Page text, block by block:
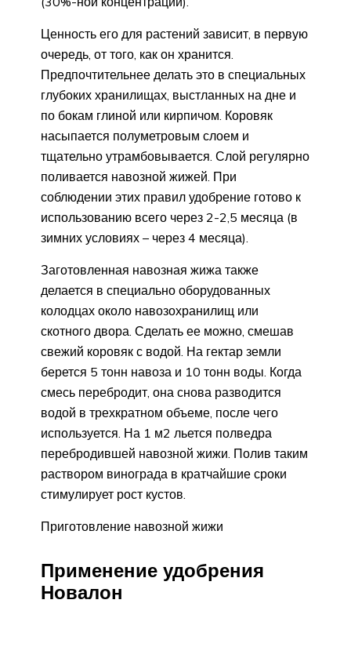
Ценность его для растений зависит, в первую
очередь, от того, как он хранится.
Предпочтительнее делать это в специальных
глубоких хранилищах, выстланных на дне и
по бокам глиной или кирпичом. Коровяк
насыпается полуметровым слоем и
тщательно утрамбовывается. Слой регулярно
поливается навозной жижей. При
соблюдении этих правил удобрение готово к
использованию всего через 2-2,5 месяца (в
зимних условиях – через 4 месяца).
Заготовленная навозная жижа также
делается в специально оборудованных
колодцах около навозохранилищ или
скотного двора. Сделать ее можно, смешав
свежий коровяк с водой. На гектар земли
берется 5 тонн навоза и 10 тонн воды. Когда
смесь перебродит, она снова разводится
водой в трехкратном объеме, после чего
используется. На 1 м2 льется полведра
перебродившей навозной жижи. Полив таким
раствором винограда в кратчайшие сроки
стимулирует рост кустов.
Приготовление навозной жижи
Применение удобрения
Новалон